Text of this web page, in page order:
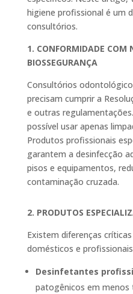
higiene profissional é um
consultórios.
1. CONFORMIDADE COM
BIOSSEGURANÇA
Consultórios
precisam cumprir a
e outras
possível usar apenas
Produtos profissionais
garantem a desinfecção
pisos e equipamentos,
contaminação cruzada.
2. PRODUTOS
Existem diferenças
domésticos e
Desinfetantes
patogênicos em menos